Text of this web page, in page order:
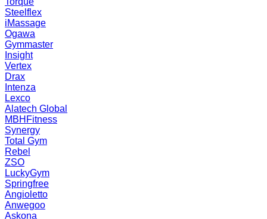
Steelflex
iMassage
Ogawa
Gymmaster
Insight
Vertex
Drax
Intenza
Lexco
Alatech Global
MBHFitness
Synergy
Total Gym
Rebel
ZSO
LuckyGym
Springfree
Angioletto
Anwegoo
Askona